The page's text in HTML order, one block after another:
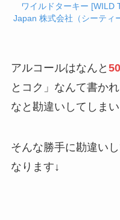
ワイルドターキー [WILD
Japan 株式会社（シーティ
アルコールはなんと
とコク」なんて書か
なと勘違いしてしま
そんな勝手に勘違い
なります↓